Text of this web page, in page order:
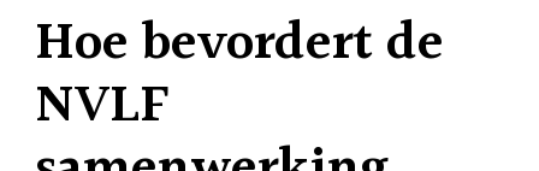
Hoe bevordert de
NVLF